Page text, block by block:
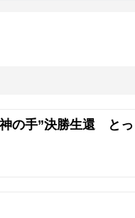
の手”決勝生還 とっ